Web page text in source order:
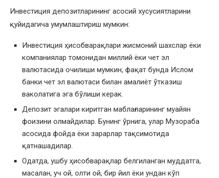
Инвестиция депозитларининг асосий хусусиятларини
қуйидагича умумлаштириш мумкин:
Инвестиция ҳисобварақлари жисмоний шахслар ёки
компаниялар томонидан миллий ёки чет эл
валютасида очилиши мумкин, фақат бунда Ислом
банки чет эл валютаси билан амалиёт ўтказиш
ваколатига эга бўлиши керак.
Депозит эгалари киритган маблағларининг муайян
фоизини олмайдилар. Бунинг ўрнига, улар Музораба
асосида фойда ёки зарарлар тақсимотида
қатнашадилар.
Одатда, ушбу ҳисобварақлар белгиланган муддатга,
масалан, уч ой, олти ой, бир йил ёки ундан кўп